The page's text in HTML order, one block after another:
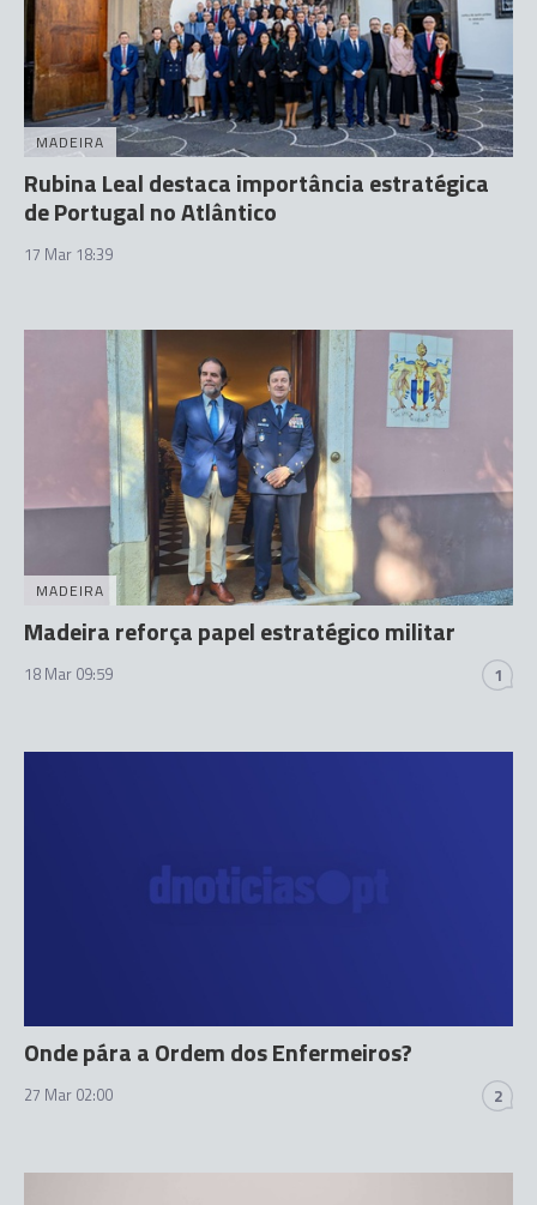
MADEIRA
Rubina Leal destaca importância estratégica
de Portugal no Atlântico
17 Mar 18:39
MADEIRA
Madeira reforça papel estratégico militar
18 Mar 09:59 1
Onde pára a Ordem dos Enfermeiros?
27 Mar 02:00 2